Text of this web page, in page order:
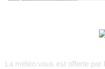
La météo vous est offerte par